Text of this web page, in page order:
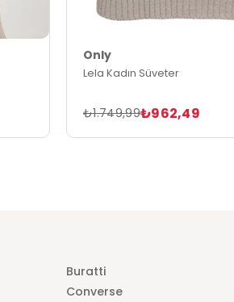
Only
Lela Kadın Süveter
₺962,49
₺1.749,99
Buratti
Converse